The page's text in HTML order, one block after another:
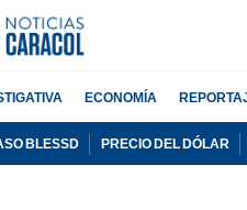
ECONOMÍA
BLESSD PRECIO DEL DÓLAR